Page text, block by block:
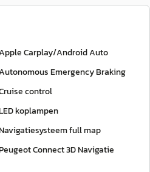
Carplay/Android Auto
Emergency Braking
control
koplampen
full map
Connect 3D Navigatie